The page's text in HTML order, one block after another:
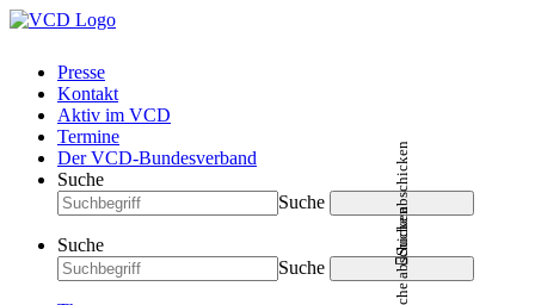
Presse
Kontakt
Aktiv im VCD
Termine
Der VCD-Bundesverband
Suche
Suche
Suche abschicken
Suche
Suche
Suche abschicken